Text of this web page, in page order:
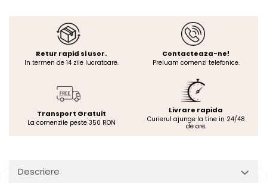
Retur rapid si usor.
In termen de 14 zile lucratoare.
Contacteaza-ne!
Preluam comenzi telefonice.
Transport Gratuit
La comenzile peste 350 RON
Livrare rapida
Curierul ajunge la tine in 24/48
de ore.
Descriere